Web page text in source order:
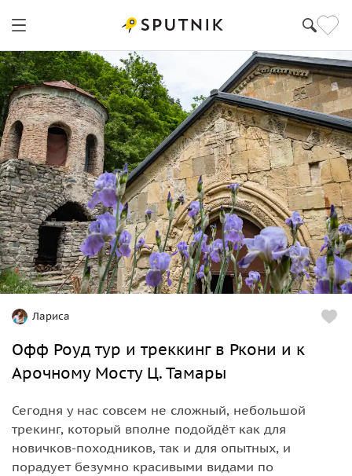
Лариса
Офф Роуд тур и треккинг в Ркони и к
Арочному Мосту Ц. Тамары
Сегодня у нас совсем не сложный, небольшой
трекинг, который вполне подойдёт как для
новичков-походников, так и для опытных, и
порадует безумно красивыми видами по